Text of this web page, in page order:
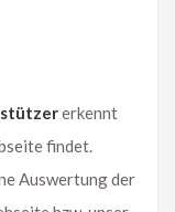
erkennt
findet.
Auswertung der